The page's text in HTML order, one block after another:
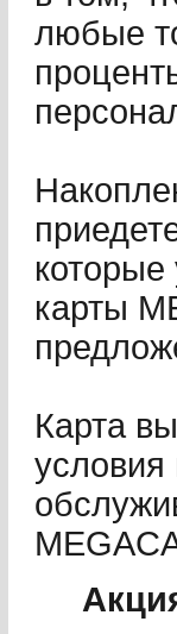
любые
карты
Карта